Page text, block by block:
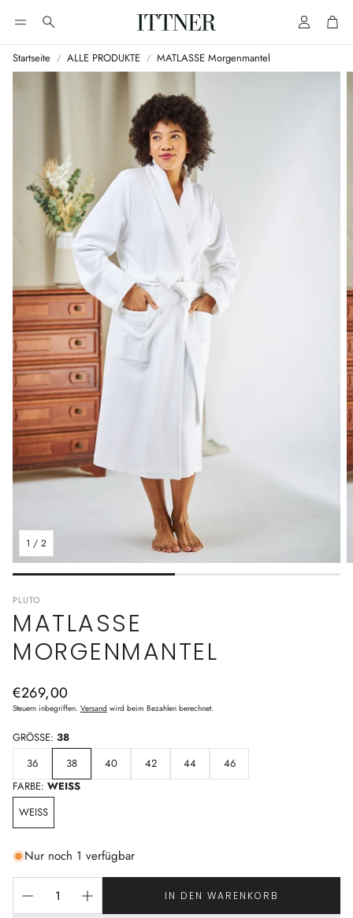
Suche AccountCart
Startseite ALLE PRODUKTE MATLASSE Morgenmantel
1 / 2
PLUTO
MATLASSE
MORGENMANTEL
Normaler
Preis
€269,00
Steuern inbegriffen. Versand wird beim Bezahlen berechnet.
GRÖSSE: 38
36
38 40 42 44
46
FARBE: WEISS
WEISS
Nur noch 1 verfügbar
IN DEN WARENKORB